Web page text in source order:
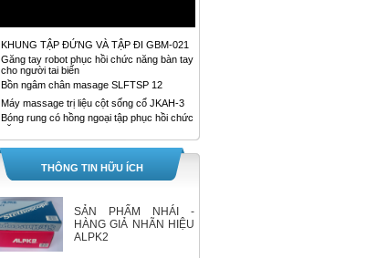
KHUNG TẬP ĐỨNG VÀ TẬP ĐI GBM-021
Găng tay robot phục hồi chức năng bàn tay
cho người tai biến
Bồn ngâm chân masage SLFTSP 12
Máy massage trị liệu cột sống cổ JKAH-3
Bóng rung có hồng ngoại tập phục hồi chức
năng tay
MÁY MASSAGE TRỊ LIỆU ĐAU LƯNG
JKAH-2
Bồn ngâm chân cao cấp HoMedics FB-650
Bồn ngâm chân con lăn kép tự động
Máy tạo oxy YUWELL 9F-3B
Máy tạo oxy YUWELL 9F-3AW
Máy hút dịch 1 bình Yuwell 7E-A
THÔNG TIN HỮU ÍCH
SẢN PHẨM NHÁI -
HÀNG GIẢ NHÃN HIỆU
ALPK2